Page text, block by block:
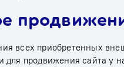
всех приобретенных
для продвижения сайта у